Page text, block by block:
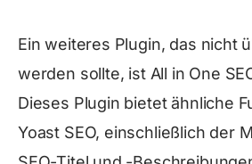
Ein weiteres Plugin, das nicht
werden sollte, ist All in One
Dieses Plugin bietet ähnliche
Yoast SEO, einschließlich der